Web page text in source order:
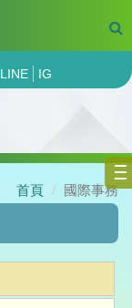
LINE IG
首頁 國際事務